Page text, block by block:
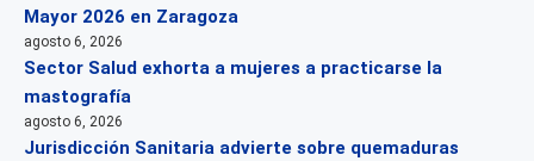
Mayor 2026 en Zaragoza
agosto 6, 2026
Sector Salud exhorta a mujeres a practicarse la
mastografía
agosto 6, 2026
Jurisdicción Sanitaria advierte sobre quemaduras